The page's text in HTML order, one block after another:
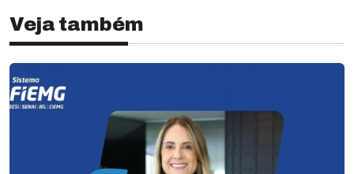
Veja também